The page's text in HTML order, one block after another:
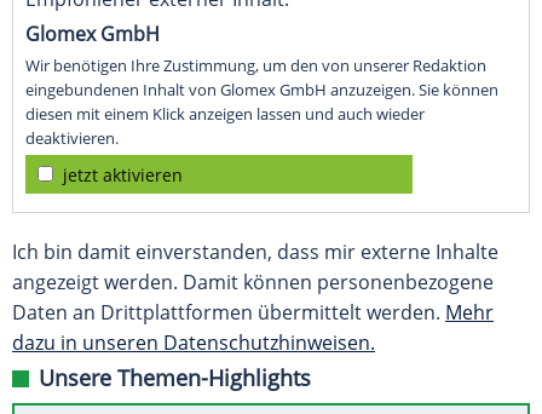
Glomex GmbH
Wir benötigen Ihre Zustimmung, um den von unserer Redaktion
eingebundenen Inhalt von Glomex GmbH anzuzeigen. Sie können
diesen mit einem Klick anzeigen lassen und auch wieder
deaktivieren.
jetzt aktivieren
Ich bin damit einverstanden, dass mir externe Inhalte
angezeigt werden. Damit können personenbezogene
Daten an Drittplattformen übermittelt werden. Mehr
dazu in unseren Datenschutzhinweisen.
Unsere Themen-Highlights